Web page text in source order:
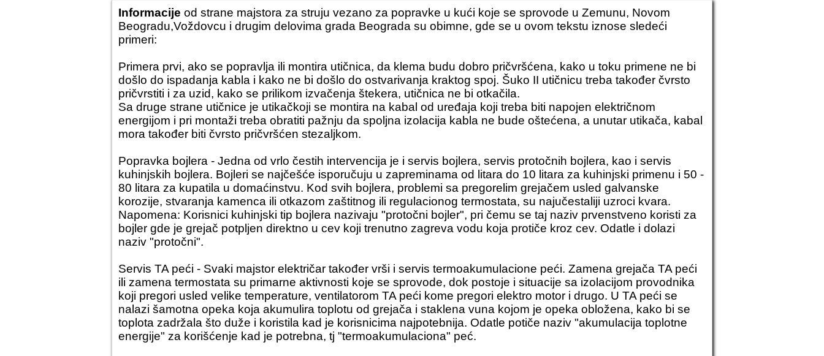
Informacije od strane majstora za struju vezano za popravke u kući koje se sprovode u Zemunu, Novom
Beogradu,Voždovcu i drugim delovima grada Beograda su obimne, gde se u ovom tekstu iznose sledeći
primeri:
Primera prvi, ako se popravlja ili montira utičnica, da klema budu dobro pričvršćena, kako u toku primene ne bi
došlo do ispadanja kabla i kako ne bi došlo do ostvarivanja kraktog spoj. Šuko II utičnicu treba također čvrsto
pričvrstiti i za uzid, kako se prilikom izvačenja štekera, utičnica ne bi otkačila.
Sa druge strane utičnice je utikačkoji se montira na kabal od uređaja koji treba biti napojen električnom
energijom i pri montaži treba obratiti pažnju da spoljna izolacija kabla ne bude oštećena, a unutar utikača, kabal
mora također biti čvrsto pričvršćen stezaljkom.
Popravka bojlera - Jedna od vrlo čestih intervencija je i servis bojlera, servis protočnih bojlera, kao i servis
kuhinjskih bojlera. Bojleri se najčešće isporučuju u zapreminama od litara do 10 litara za kuhinjski primenu i 50 -
80 litara za kupatila u domaćinstvu. Kod svih bojlera, problemi sa pregorelim grejačem usled galvanske
korozije, stvaranja kamenca ili otkazom zaštitnog ili regulacionog termostata, su najučestaliji uzroci kvara.
Napomena: Korisnici kuhinjski tip bojlera nazivaju "protočni bojler", pri čemu se taj naziv prvenstveno koristi za
bojler gde je grejač potpljen direktno u cev koji trenutno zagreva vodu koja protiče kroz cev. Odatle i dolazi
naziv "protočni".
Servis TA peći - Svaki majstor električar također vrši i servis termoakumulacione peći. Zamena grejača TA peći
ili zamena termostata su primarne aktivnosti koje se sprovode, dok postoje i situacije sa izolacijom provodnika
koji pregori usled velike temperature, ventilatorom TA peći kome pregori elektro motor i drugo. U TA peći se
nalazi šamotna opeka koja akumulira toplotu od grejača i staklena vuna kojom je opeka obložena, kako bi se
toplota zadržala što duže i koristila kad je korisnicima najpotebnija. Odatle potiče naziv "akumulacija toplotne
energije" za korišćenje kad je potrebna, tj "termoakumulaciona" peć.